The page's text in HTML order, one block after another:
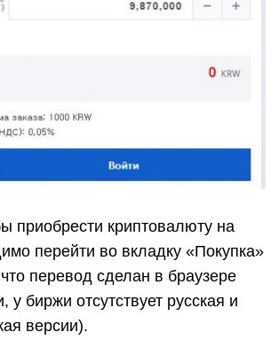
приобрести криптовалюту на
перейти во вкладку «Покупка»
перевод сделан в браузере
у биржи отсутствует русская и
версии).